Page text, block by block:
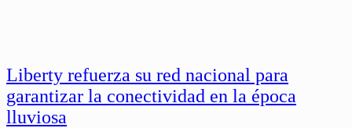
Liberty refuerza su red nacional para
garantizar la conectividad en la época
lluviosa